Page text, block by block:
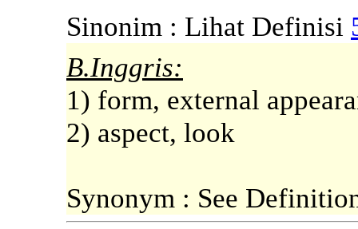
Sinonim : Lihat Definisi
B.Inggris:
1) form, external
2) aspect, look
Synonym : See